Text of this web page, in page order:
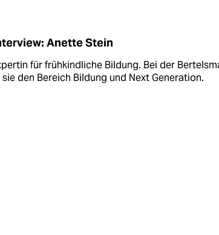
Anette Stein
für frühkind­liche Bildung. Bei der
den Bereich Bildung und Next Generation.